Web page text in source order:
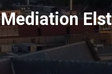
Mediation Elst